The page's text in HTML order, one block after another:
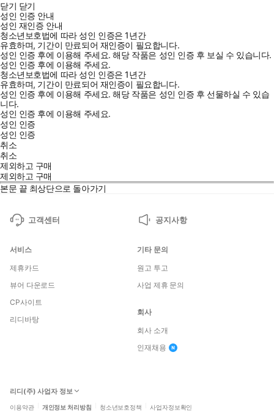
닫기 닫기
성인 인증 안내
성인 재인증 안내
청소년보호법에 따라 성인 인증은 1년간
유효하며, 기간이 만료되어 재인증이 필요합니다.
성인 인증 후에 이용해 주세요.해당 작품은 성인 인증 후 보실 수 있습니다.
성인 인증 후에 이용해 주세요.
청소년보호법에 따라 성인 인증은 1년간
유효하며, 기간이 만료되어 재인증이 필요합니다.
성인 인증 후에 이용해 주세요.해당 작품은 성인 인증 후 선물하실 수 있습
니다.
성인 인증 후에 이용해 주세요.
성인 인증
성인 인증
취소
취소
제외하고 구매
제외하고 구매
본문 끝 최상단으로 돌아가기
고객센터 공지사항
서비스
제휴카드
뷰어 다운로드
CP사이트
리디바탕
기타 문의
원고 투고
사업 제휴 문의
회사
회사 소개
인재채용
리디(주) 사업자 정보
이용약관 개인정보 처리방침 청소년보호정책 사업자정보확인